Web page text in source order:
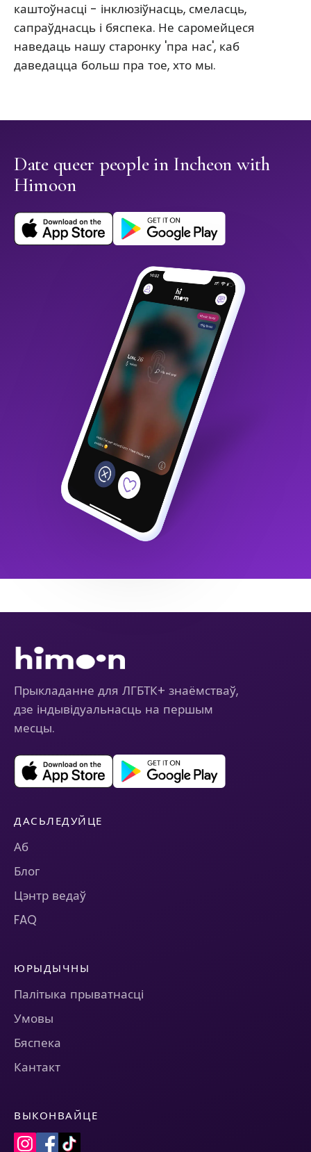
каштоўнасці - інклюзіўнасць, смеласць,
сапраўднасць і бяспека. Не саромейцеся
наведаць нашу старонку 'пра нас', каб
даведацца больш пра тое, хто мы.
Date queer people in Incheon with
Himoon
Прыкладанне для ЛГБТК+ знаёмстваў,
дзе індывідуальнасць на першым
месцы.
ДАСЬЛЕДУЙЦЕ
Аб
Блог
Цэнтр ведаў
FAQ
ЮРЫДЫЧНЫ
Палітыка прыватнасці
Умовы
Бяспека
Кантакт
ВЫКОНВАЙЦЕ